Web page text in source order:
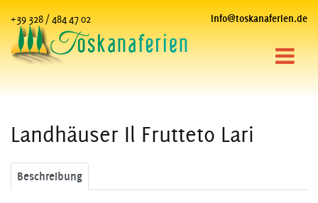
+39 328 / 484 47 02 info@toskanaferien.de
Landhäuser Il Frutteto Lari
Beschreibung